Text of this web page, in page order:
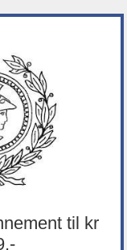
til kr